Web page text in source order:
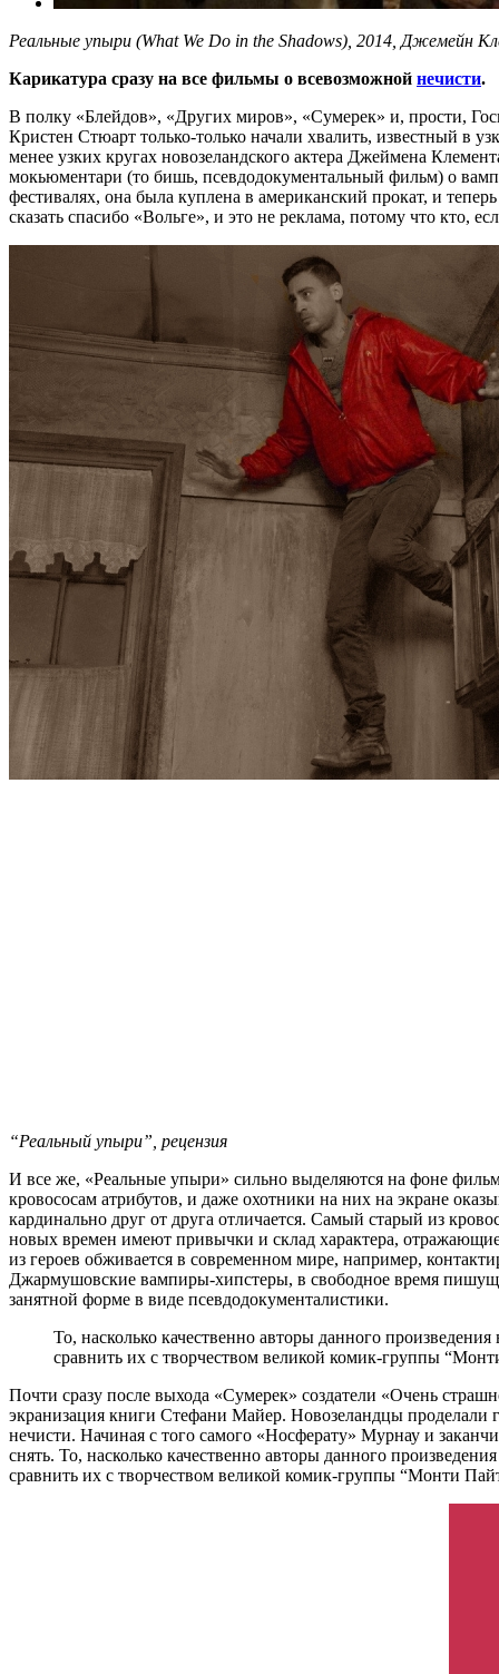
Реальные упыри (What We Do in the Shadows), 2014, Джемейн
Карикатура сразу на все фильмы о всевозможной нечисти.
В полку «Блейдов», «Других миров», «Сумерек» и, прости,
Кристен Стюарт только-только начали хвалить, известный в
менее узких кругах новозеландского актера Джеймена
мокьюментари (то бишь, псевдодокументальный фильм) о
фестивалях, она была куплена в американский прокат, и
сказать спасибо «Вольге», и это не реклама, потому что кто,
“Реальный упыри”, рецензия
И все же, «Реальные упыри» сильно выделяются на фоне
кровососам атрибутов, и даже охотники на них на экране
кардинально друг от друга отличается. Самый старый из
новых времен имеют привычки и склад характера,
из героев обживается в современном мире, например,
Джармушовские вампиры-хипстеры, в свободное время
занятной форме в виде псевдодокументалистики.
То, насколько качественно авторы данного
сравнить их с творчеством великой комик-группы
Почти сразу после выхода «Сумерек» создатели «Очень
экранизация книги Стефани Майер. Новозеландцы проделали
нечисти. Начиная с того самого «Носферату» Мурнау и
снять. То, насколько качественно авторы данного
сравнить их с творчеством великой комик-группы “Монти